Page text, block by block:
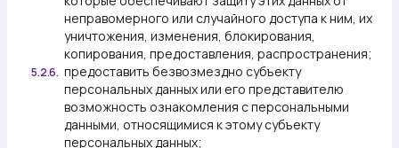
неправомерного или случайного доступа к ним, их
уничтожения, изменения, блокирования,
копирования, предоставления, распространения;
5.2.6. предоставить безвозмездно субъекту
персональных данных или его представителю
возможность ознакомления с персональными
данными, относящимися к этому субъекту
персональных данных;